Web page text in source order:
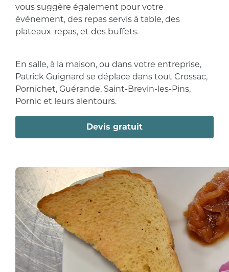
vous suggère également pour votre
événement, des repas servis à table, des
plateaux-repas, et des buffets.
En salle, à la maison, ou dans votre entreprise,
Patrick Guignard se déplace dans tout Crossac,
Pornichet, Guérande, Saint-Brevin-les-Pins,
Pornic et leurs alentours.
Devis gratuit